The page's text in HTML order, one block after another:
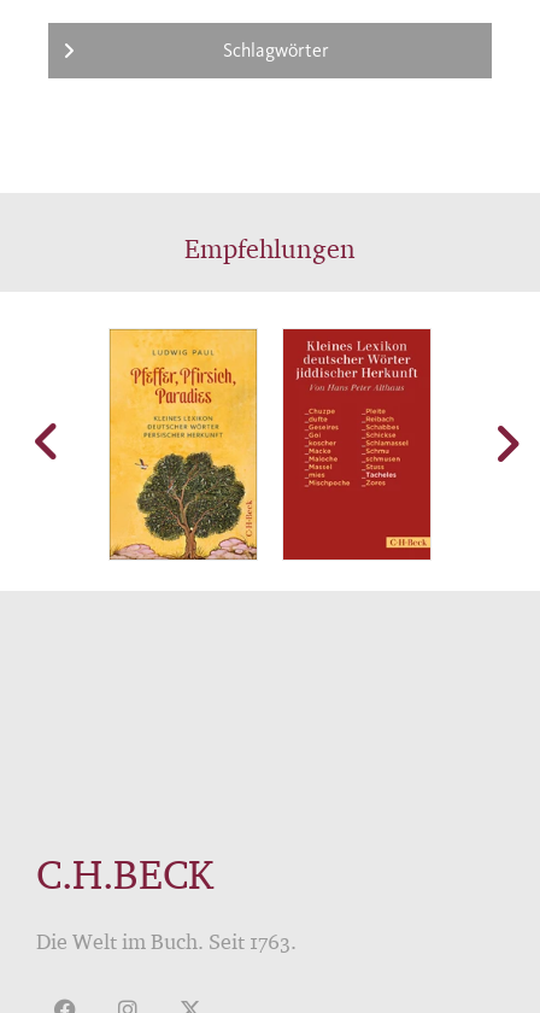
Schlagwörter
Empfehlungen
C.H.BECK
Die Welt im Buch. Seit 1763.